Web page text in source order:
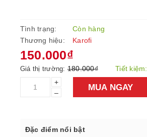
Tình trạng:
Còn hàng
Thương hiệu:
Karofi
150.000₫
Giá thị trường:180.000₫ Tiết kiệm:
+
–
MUA NGAY
Đặc điểm nổi bật